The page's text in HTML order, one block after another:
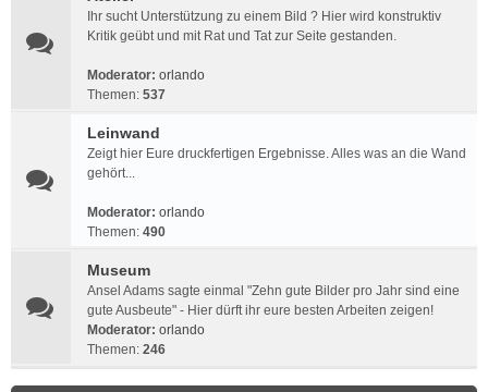
Ihr sucht Unterstützung zu einem Bild ? Hier wird konstruktiv
Kritik geübt und mit Rat und Tat zur Seite gestanden.
Moderator: orlando
Themen: 537
Leinwand
Zeigt hier Eure druckfertigen Ergebnisse. Alles was an die Wand
gehört...
Moderator: orlando
Themen: 490
Museum
Ansel Adams sagte einmal "Zehn gute Bilder pro Jahr sind eine
gute Ausbeute" - Hier dürft ihr eure besten Arbeiten zeigen!
Moderator: orlando
Themen: 246